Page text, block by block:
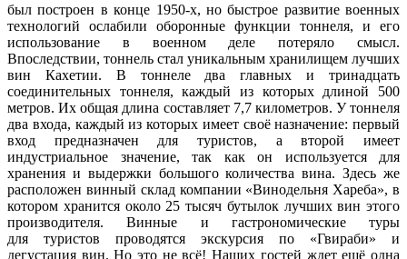
был построен в конце 1950-х, но быстрое развитие военных
технологий ослабили оборонные функции тоннеля, и его
использование в военном деле потеряло смысл.
Впоследствии, тоннель стал уникальным хранилищем лучших
вин Кахетии. В тоннеле два главных и тринадцать
соединительных тоннеля, каждый из которых длиной 500
метров. Их общая длина составляет 7,7 километров. У тоннеля
два входа, каждый из которых имеет своё назначение: первый
вход предназначен для туристов, а второй имеет
индустриальное значение, так как он используется для
хранения и выдержки большого количества вина. Здесь же
расположен винный склад компании «Винодельня Хареба», в
котором хранится около 25 тысяч бутылок лучших вин этого
производителя. Винные и гастрономические туры
для туристов проводятся экскурсия по «Гвираби» и
дегустация вин. Но это не всё! Наших гостей ждет ещё одна